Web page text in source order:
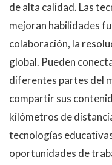
de alta calidad. Las
mejoran habilidades
colaboración, la
global. Pueden
diferentes partes del
compartir sus
kilómetros de
tecnologías
oportunidades de